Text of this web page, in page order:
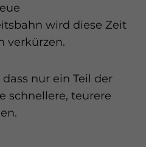
wird diese Zeit
verkürzen.
nur ein Teil der
schnellere, teurere